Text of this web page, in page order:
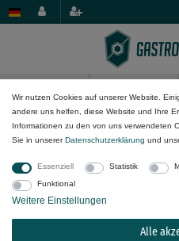
Geräte/Anwendung
Alle
Wir nutzen Cookies auf unserer Website.
andere uns helfen, diese Website und Ihre
Informationen zu den von uns verwendeten
Sie in unsererDaten­schutz­erklärung und
Essenziell Statistik
Funktional
Weitere Einstellungen
Alle